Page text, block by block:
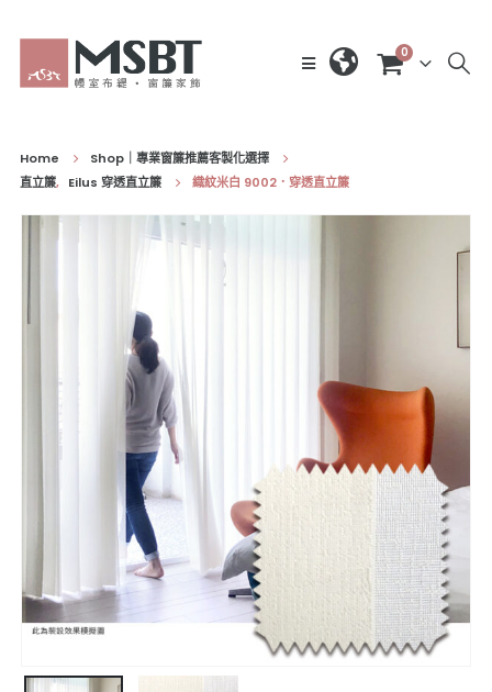
0
Home
Shop｜專業窗簾推薦客製化選擇
直立簾, Eilus 穿透直立簾 織紋米白 9002．穿透直立簾